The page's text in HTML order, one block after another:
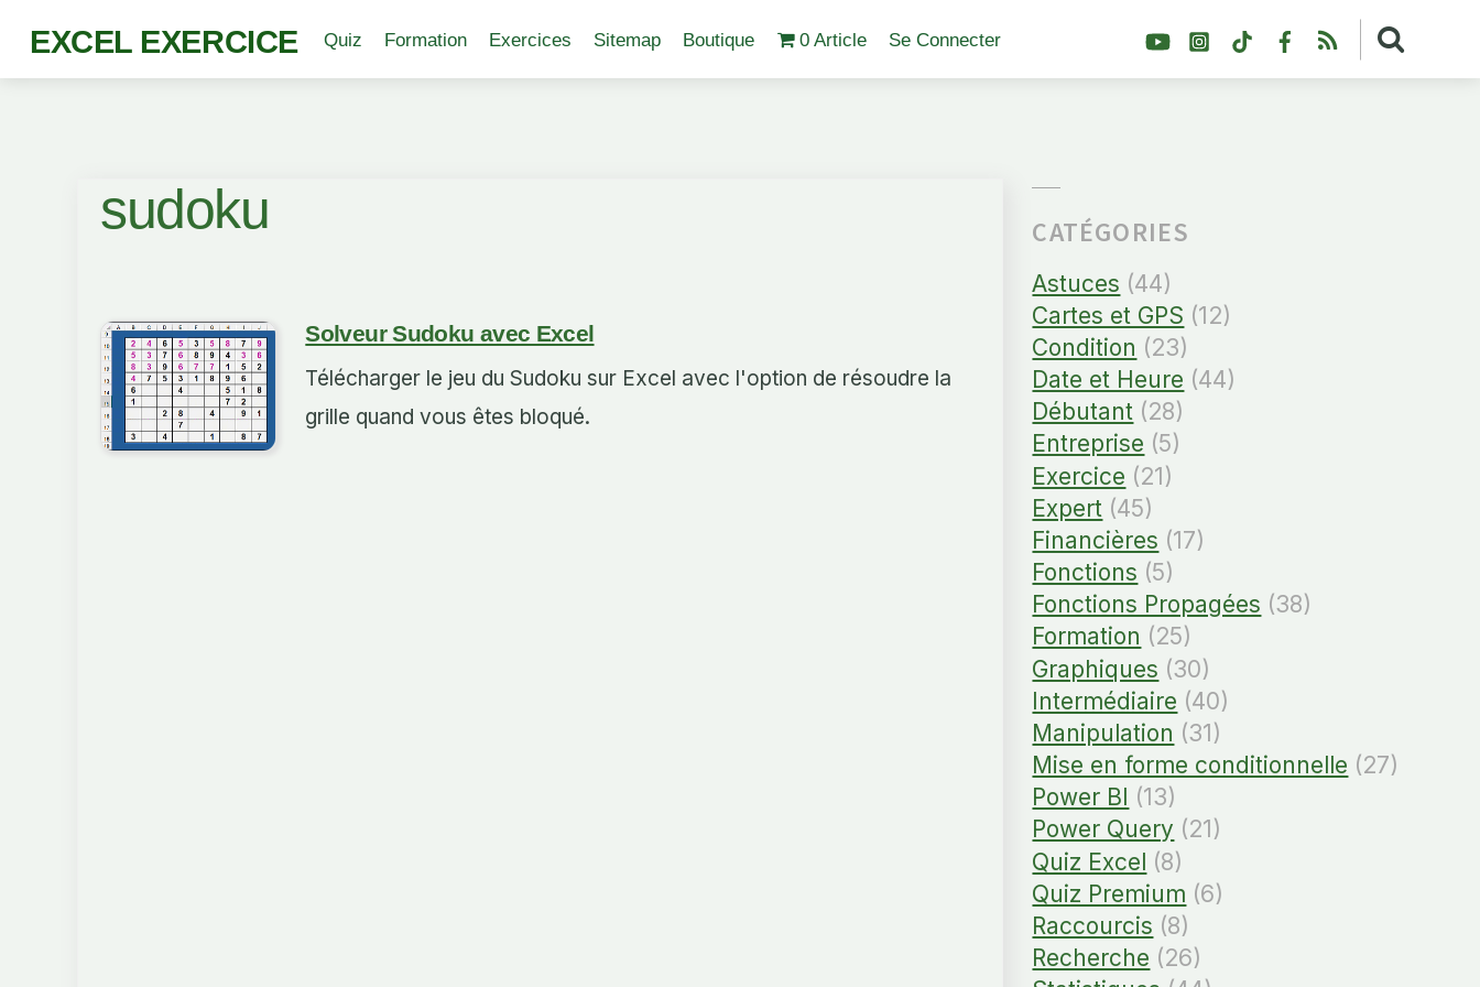
EXCEL EXERCICE YouTubeInstagramTikTokFacebook
RSS
Quiz Formation Exercices Sitemap Boutique 0 Article Se Connecter
sudoku
Solveur Sudoku avec Excel
Télécharger le jeu du Sudoku sur Excel avec l'option de résoudre la
grille quand vous êtes bloqué.
CATÉGORIES
Astuces (44)
Cartes et GPS (12)
Condition (23)
Date et Heure (44)
Débutant (28)
Entreprise (5)
Exercice (21)
Expert (45)
Financières (17)
Fonctions (5)
Fonctions Propagées (38)
Formation (25)
Graphiques (30)
Intermédiaire (40)
Manipulation (31)
Mise en forme conditionnelle (27)
Power BI (13)
Power Query (21)
Quiz Excel (8)
Quiz Premium (6)
Raccourcis (8)
Recherche (26)